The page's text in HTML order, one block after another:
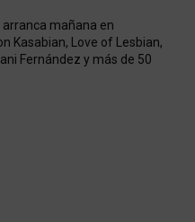
arranca mañana en
Kasabian, Love of Lesbian,
Fernández y más de 50